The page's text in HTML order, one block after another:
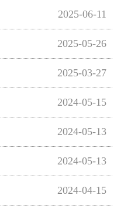
2025-06-11
2025-05-26
2025-03-27
2024-05-15
2024-05-13
2024-05-13
2024-04-15